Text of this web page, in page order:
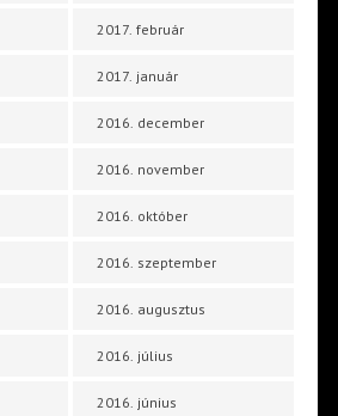
2017. február
2017. január
2016. december
2016. november
2016. október
2016. szeptember
2016. augusztus
2016. július
2016. június